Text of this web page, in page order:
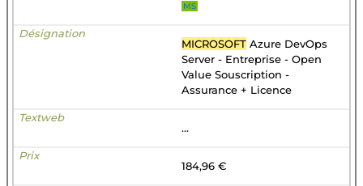
MS
MICROSOFT Azure DevOps
Server - Entreprise - Open
Value Souscription -
Assurance + Licence
...
184,96 €